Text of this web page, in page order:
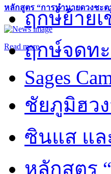
หลักสูตร “การทำนายดวงชะต
Read more
ฤกษ์ย้าย
ฤกษ์จดท
Sages
ชัยภูมิฮว
ซินแส แล
หลักสูตร